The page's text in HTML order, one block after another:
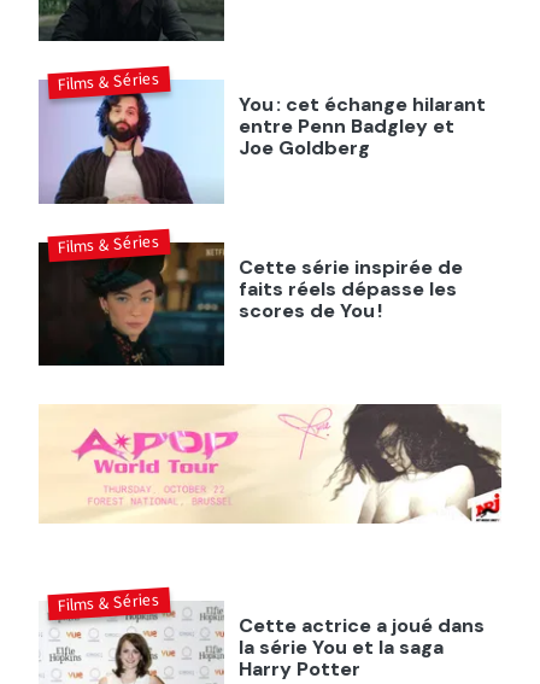
You : cet échange hilarant
entre Penn Badgley et
Joe Goldberg
Films & Séries
Cette série inspirée de
faits réels dépasse les
scores de You !
Films & Séries
Cette actrice a joué dans
la série You et la saga
Harry Potter
Films & Séries